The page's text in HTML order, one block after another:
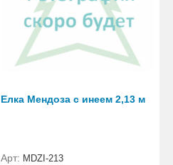
Елка Мендоза с инеем 2,13 м
Арт: MDZI-213